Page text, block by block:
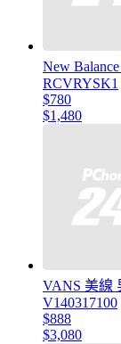
New
RCVRYSK1
$780
$1,480
VANS 美線
V140317100
$888
$3,080